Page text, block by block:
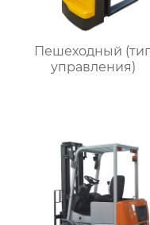
Пешеходный
управления)